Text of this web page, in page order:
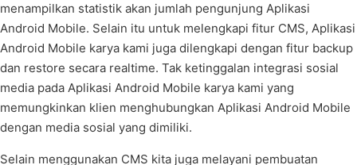
menampilkan statistik akan jumlah pengunjung Aplikasi
Android Mobile. Selain itu untuk melengkapi fitur CMS, Aplikasi
Android Mobile karya kami juga dilengkapi dengan fitur backup
dan restore secara realtime. Tak ketinggalan integrasi sosial
media pada Aplikasi Android Mobile karya kami yang
memungkinkan klien menghubungkan Aplikasi Android Mobile
dengan media sosial yang dimiliki.
Selain menggunakan CMS kita juga melayani pembuatan